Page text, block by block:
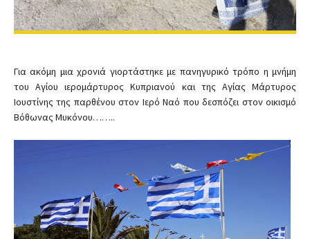
Για ακόμη μια χρονιά γιορτάστηκε με πανηγυρικό τρόπο η μνήμη
του Αγίου ιερομάρτυρος Κυπριανού και της Αγίας Μάρτυρος
Ιουστίνης της παρθένου στον Ιερό Ναό που δεσπόζει στον οικισμό
Βόθωνας Μυκόνου……..